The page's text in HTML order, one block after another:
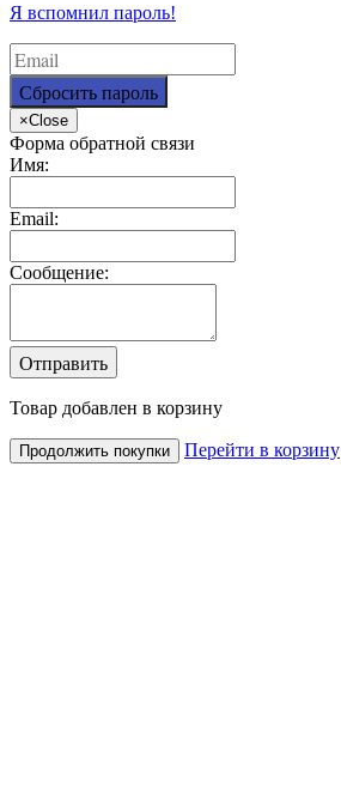
Я вспомнил пароль!
×Close
Форма обратной связи
Имя:
Email:
Сообщение:
Товар добавлен в корзину
Продолжить покупки Перейти в корзину